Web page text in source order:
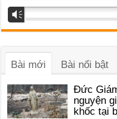
Trình
phát
âm
Vm
Bài mới Bài nổi bật
Đức
nguyện
khốc tại